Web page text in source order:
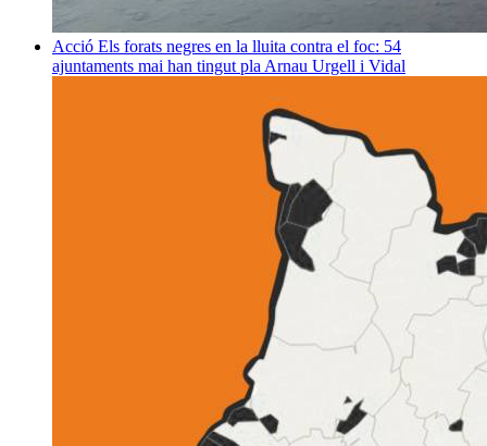
Acció Els forats negres en la lluita contra el foc: 54
ajuntaments mai han tingut pla Arnau Urgell i Vidal